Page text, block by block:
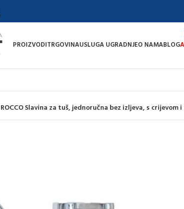
PROIZVODITRGOVINAUSLUGA UGRADNJEO NAMABLOG
ROCCO Slavina za tuš, jednoručna bez izljeva, s crijevom